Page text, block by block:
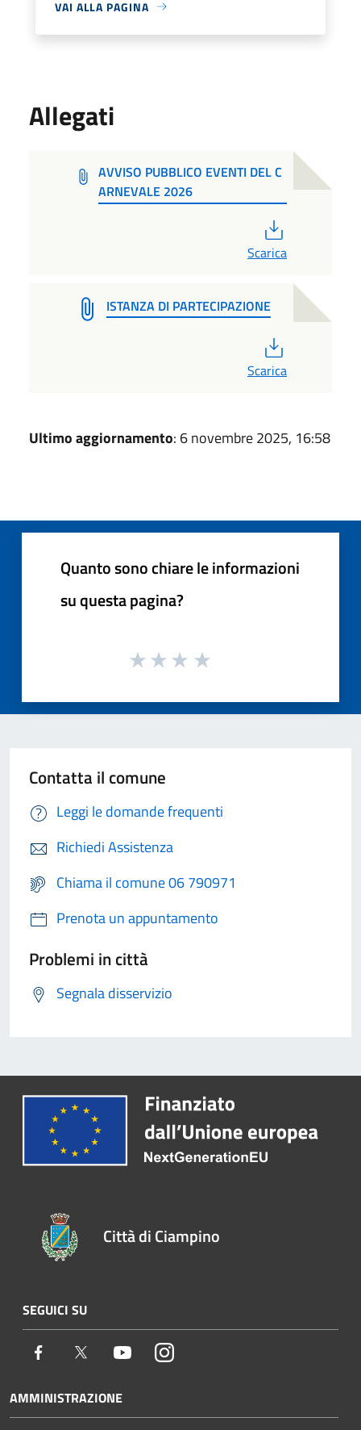
VAI ALLA PAGINA
Allegati
AVVISO PUBBLICO EVENTI DEL C
ARNEVALE 2026
Scarica
ISTANZA DI PARTECIPAZIONE
Scarica
Ultimo aggiornamento: 6 novembre 2025, 16:58
Quanto sono chiare le informazioni
su questa pagina?
Contatta il comune
Leggi le domande frequenti
Richiedi Assistenza
Chiama il comune 06 790971
Prenota un appuntamento
Problemi in città
Segnala disservizio
Città di Ciampino
SEGUICI SU
Facebook Twitter YoutubeInstagram
AMMINISTRAZIONE